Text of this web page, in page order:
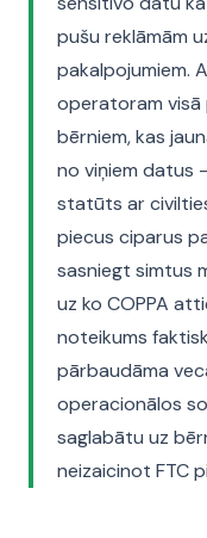
pušu reklāmām
pakalpojumiem.
operatoram visā
bērniem, kas
no viņiem datus
statūts ar
piecus ciparus
sasniegt simtus
uz ko COPPA
noteikums
pārbaudāma
operacionālos
saglabātu uz
neizaicinot FTC